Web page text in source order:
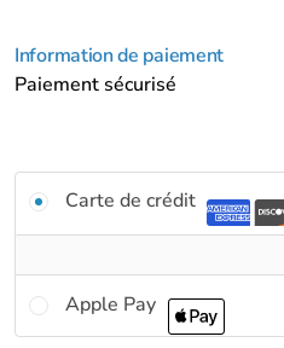
Information de paiement
Paiement sécurisé
Carte de crédit
Apple Pay